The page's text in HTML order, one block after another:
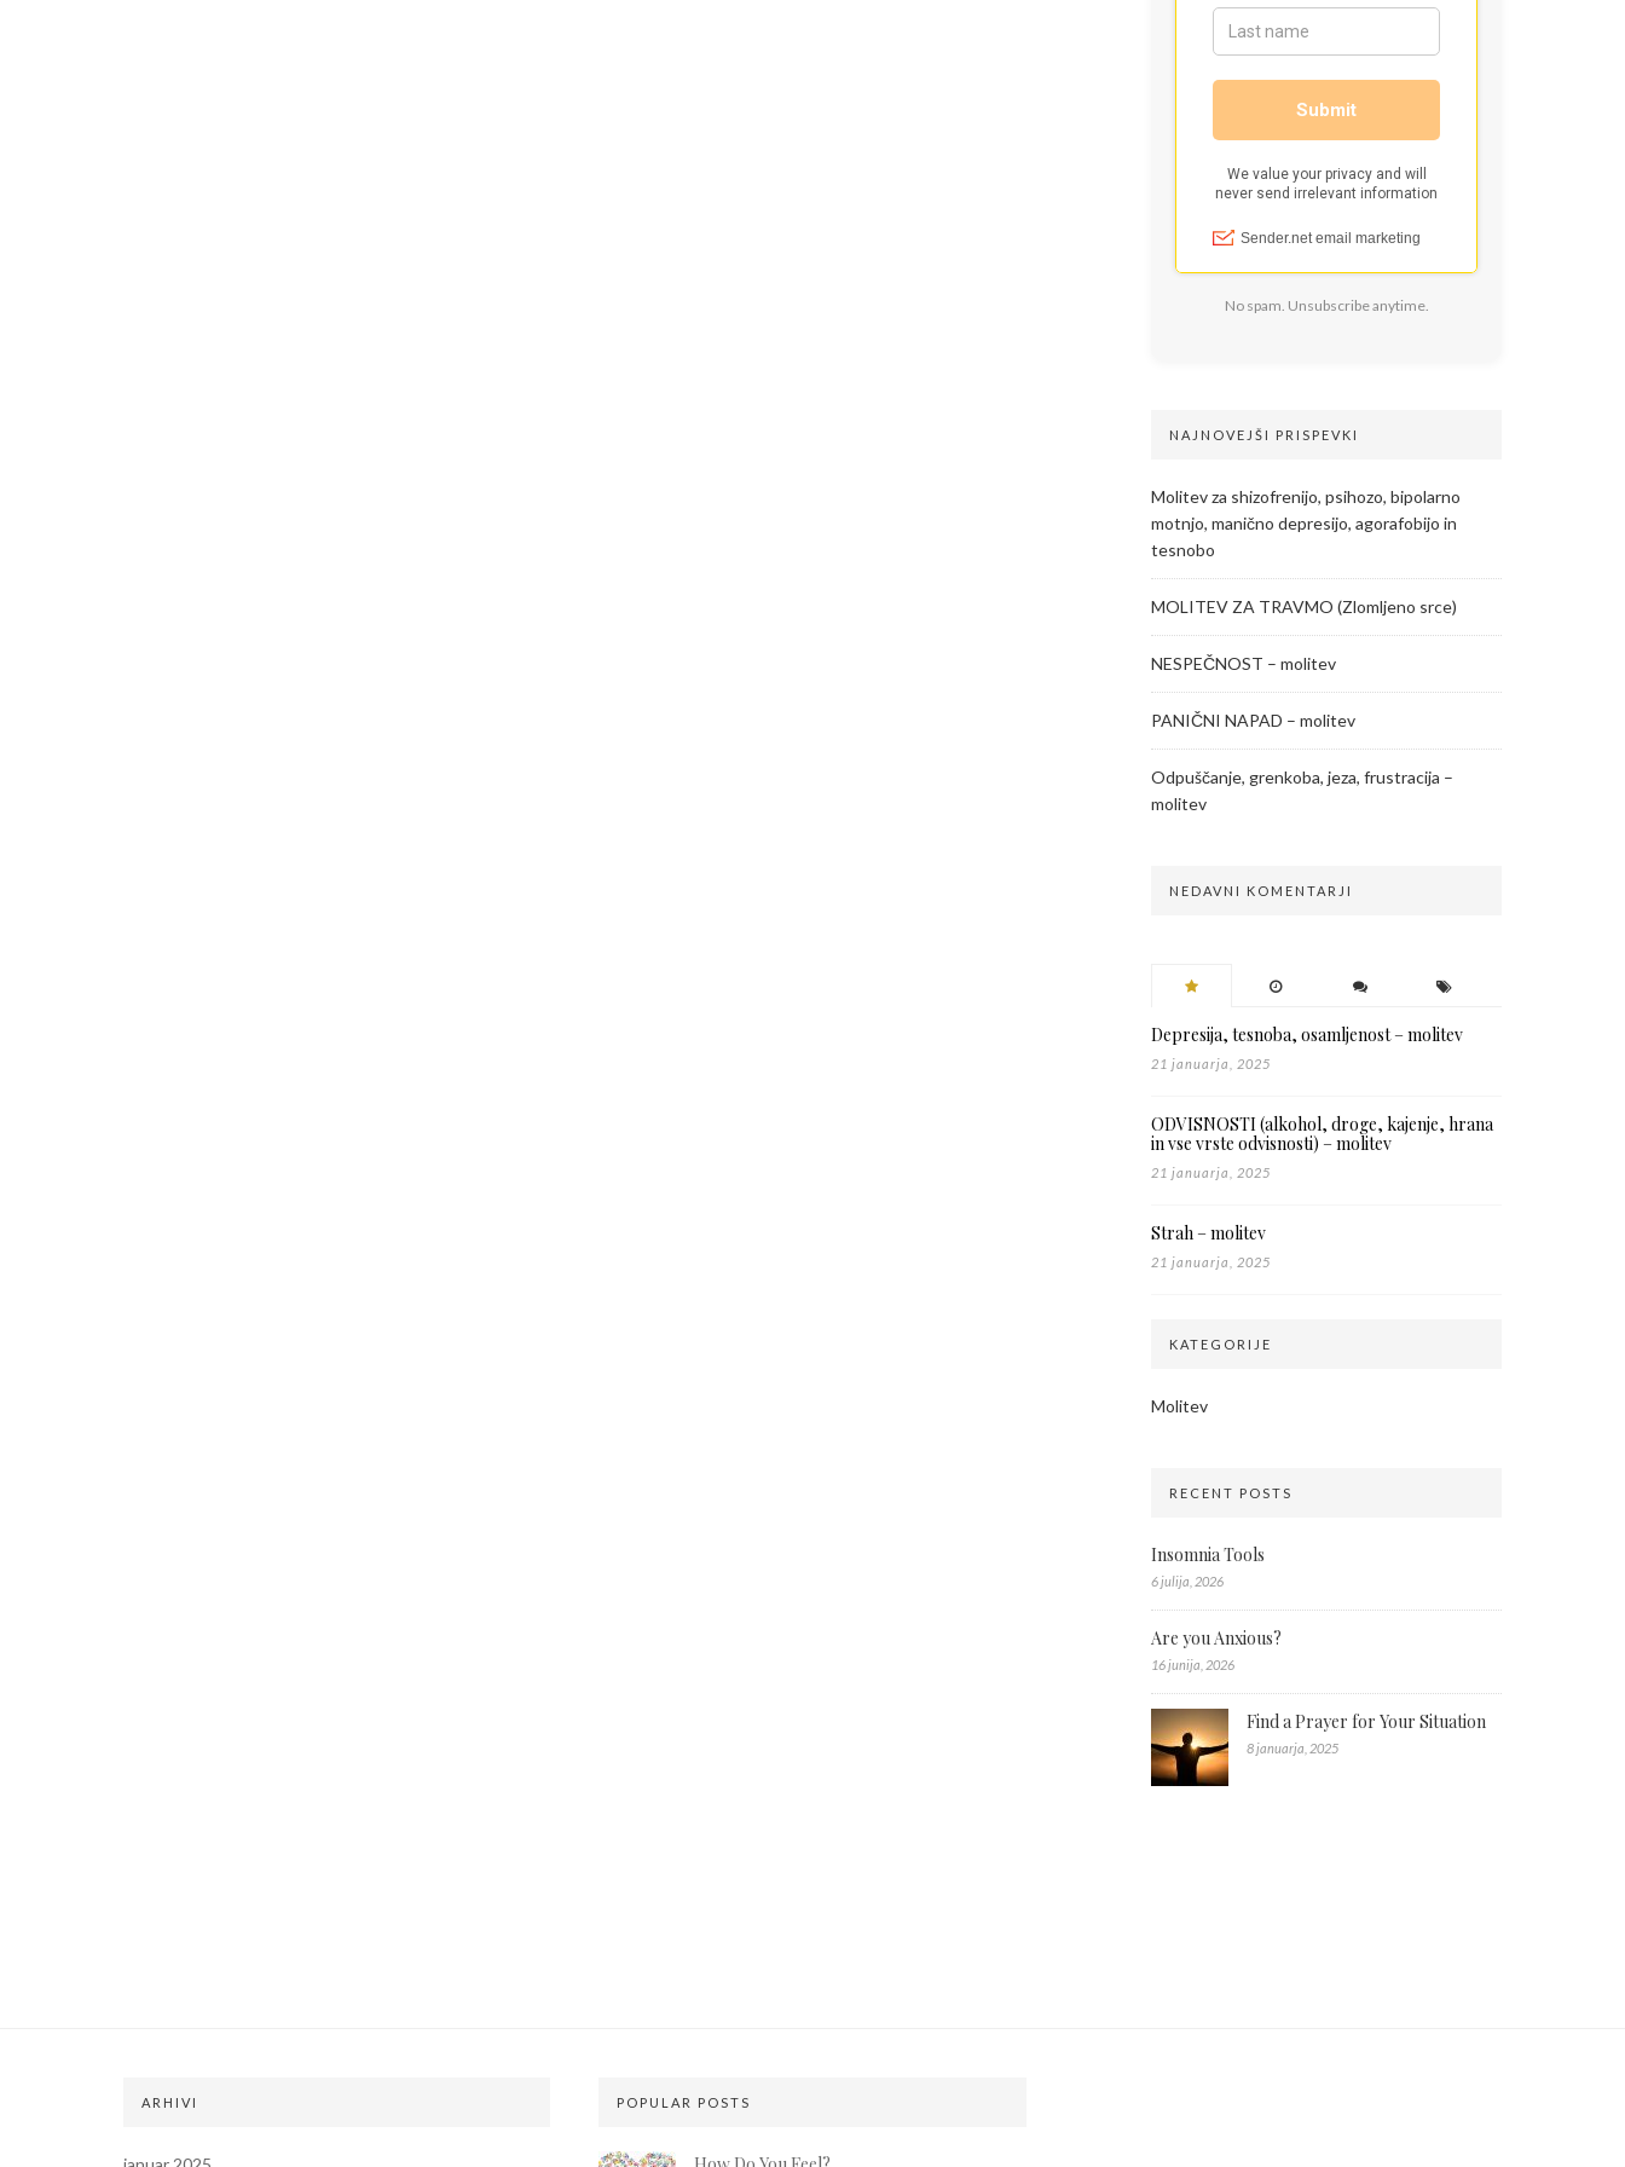
No spam. Unsubscribe anytime.
NAJNOVEJŠI PRISPEVKI
Molitev za shizofrenijo, psihozo, bipolarno
motnjo, manično depresijo, agorafobijo in
tesnobo
MOLITEV ZA TRAVMO (Zlomljeno srce)
NESPEČNOST – molitev
PANIČNI NAPAD – molitev
Odpuščanje, grenkoba, jeza, frustracija –
molitev
NEDAVNI KOMENTARJI
Depresija, tesnoba, osamljenost – molitev
21 januarja, 2025
ODVISNOSTI (alkohol, droge, kajenje, hrana
in vse vrste odvisnosti) – molitev
21 januarja, 2025
Strah – molitev
21 januarja, 2025
KATEGORIJE
Molitev
RECENT POSTS
Insomnia Tools
6 julija, 2026
Are you Anxious?
16 junija, 2026
Find a Prayer for Your Situation
8 januarja, 2025
ARHIVI POPULAR POSTS